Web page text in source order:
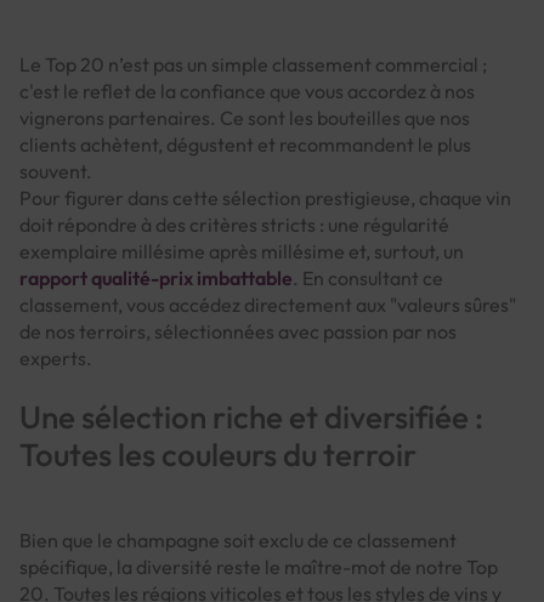
Le Top 20 n’est pas un simple classement commercial ;
c'est le reflet de la confiance que vous accordez à nos
vignerons partenaires. Ce sont les bouteilles que nos
clients achètent, dégustent et recommandent le plus
souvent.
Pour figurer dans cette sélection prestigieuse, chaque vin
doit répondre à des critères stricts : une régularité
exemplaire millésime après millésime et, surtout, un
rapport qualité-prix imbattable. En consultant ce
classement, vous accédez directement aux "valeurs sûres"
de nos terroirs, sélectionnées avec passion par nos
experts.
Une sélection riche et diversifiée :
Toutes les couleurs du terroir
Bien que le champagne soit exclu de ce classement
spécifique, la diversité reste le maître-mot de notre Top
20. Toutes les régions viticoles et tous les styles de vins y